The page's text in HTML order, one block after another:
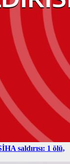
saldırısı: 1 ölü,